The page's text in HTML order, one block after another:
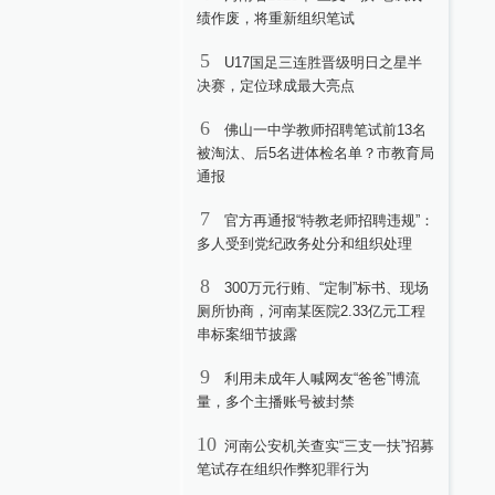
绩作废，将重新组织笔试
5
U17国足三连胜晋级明日之星半
决赛，定位球成最大亮点
6
佛山一中学教师招聘笔试前13名
被淘汰、后5名进体检名单？市教育局
通报
7
官方再通报“特教老师招聘违规”：
多人受到党纪政务处分和组织处理
8
300万元行贿、“定制”标书、现场
厕所协商，河南某医院2.33亿元工程
串标案细节披露
9
利用未成年人喊网友“爸爸”博流
量，多个主播账号被封禁
10 河南公安机关查实“三支一扶”招募
笔试存在组织作弊犯罪行为